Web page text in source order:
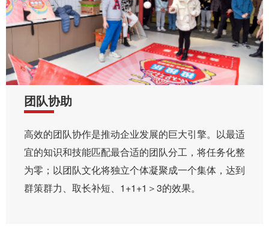
团队协助
高效的团队协作是推动企业发展的巨大引擎。以最适
宜的知识和技能匹配最合适的团队分工，将任务化整
为零；以团队文化将独立个体凝聚成一个集体，达到
群策群力、取长补短、1+1+1＞3的效果。